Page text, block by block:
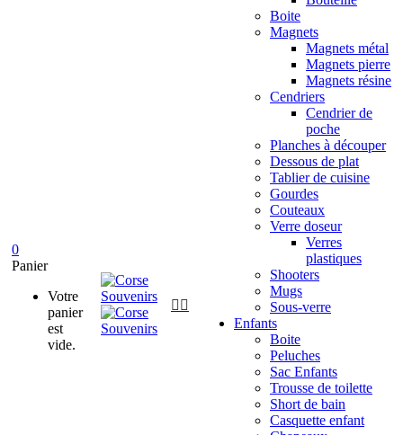
Boite
Magnets
Magnets métal
Magnets pierre
Magnets résine
Cendriers
Cendrier de
poche
Planches à découper
Dessous de plat
Tablier de cuisine
Gourdes
Couteaux
Verre doseur
Verres
plastiques
Shooters
Mugs
Sous-verre
Enfants
Boite
Peluches
Sac Enfants
Trousse de toilette
Short de bain
Casquette enfant
 
0
Panier
Votre
panier
est
vide.